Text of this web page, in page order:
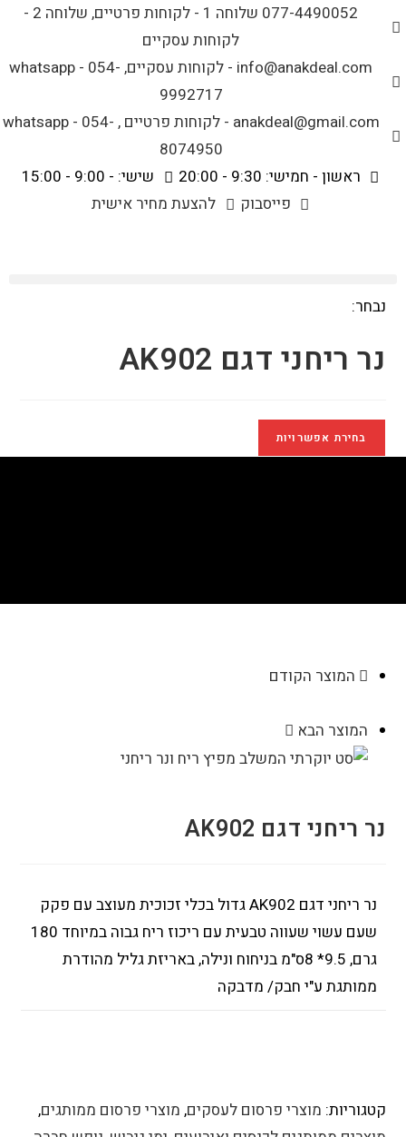
077-4490052 שלוחה 1 - לקוחות פרטיים, שלוחה 2 -
לקוחות עסקיים
info@anakdeal.com - לקוחות עסקיים, whatsapp - 054-
9992717
anakdeal@gmail.com - לקוחות פרטיים , whatsapp - 054-
8074950
ראשון - חמישי: 9:30 - 20:00
שישי: - 9:00 - 15:00
פייסבוק
להצעת מחיר אישית
נבחר:
נר ריחני דגם AK902
בחירת אפשרויות
המוצר הקודם
המוצר הבא
נר ריחני דגם AK902
נר ריחני דגם AK902 גדול בכלי זכוכית מעוצב עם פקק
שעם עשוי שעווה טבעית עם ריכוז ריח גבוה במיוחד 180
גרם, 9.5* 8ס"מ בניחוח ונילה, באריזת גליל מהודרת
ממותגת ע"י חבק/ מדבקה
קטגוריות:מוצרי פרסום לעסקים,מוצרי פרסום ממותגים,